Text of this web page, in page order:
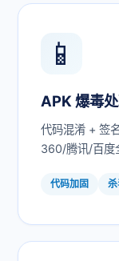
📱
APK 爆毒
代码混淆 + 签
360/腾讯/百度
代码加固